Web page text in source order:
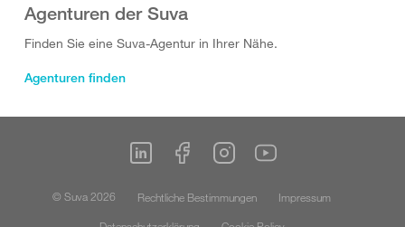
Agenturen der Suva
Finden Sie eine Suva-Agentur in Ihrer Nähe.
Agenturen finden
© Suva 2026 Rechtliche Bestimmungen
Impressum